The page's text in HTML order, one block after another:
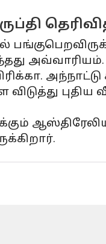
அவ்வாரியம்.
அந்நாட்டு
புதிய